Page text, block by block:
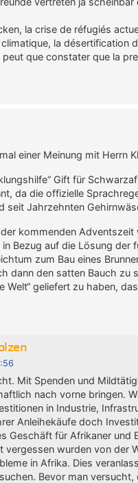
la crise de réfugiés
la désertification
peut que constater que la
einer Meinung mit Herrn
Gift für
da die offizielle
seit Jahrzehnten
kommenden
Bezug auf die Lösung der
zum Bau eines
dann den satten Bauch zu
Welt“ geliefert zu haben,
Mit Spenden und
nach vorne bringen.
in Industrie,
Anleihekäufe doch
Geschäft für Afrikaner und
vergessen wurden von der
in Afrika. Dies
Bevor man